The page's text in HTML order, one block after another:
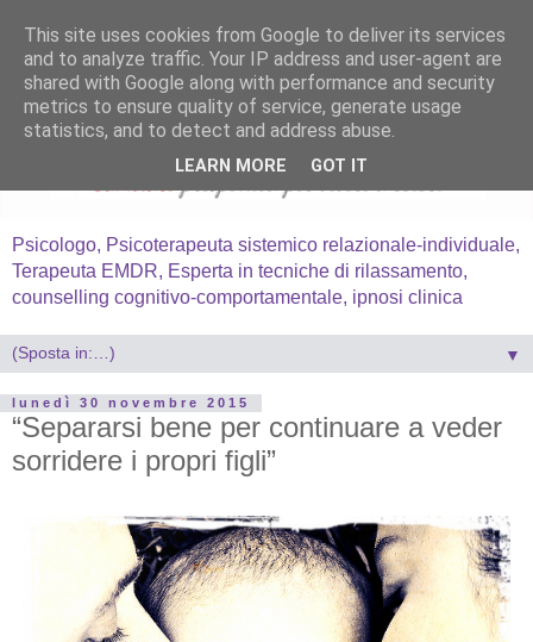
Psicologo, Psicoterapeuta sistemico relazionale-individuale,
Terapeuta EMDR, Esperta in tecniche di rilassamento,
counselling cognitivo-comportamentale, ipnosi clinica
▼
lunedì 30 novembre 2015
“Separarsi bene per continuare a veder
sorridere i propri figli”
This site uses cookies from Google to deliver its services
and to analyze traffic. Your IP address and user-agent are
shared with Google along with performance and security
metrics to ensure quality of service, generate usage
statistics, and to detect and address abuse.
LEARN MORE GOT IT